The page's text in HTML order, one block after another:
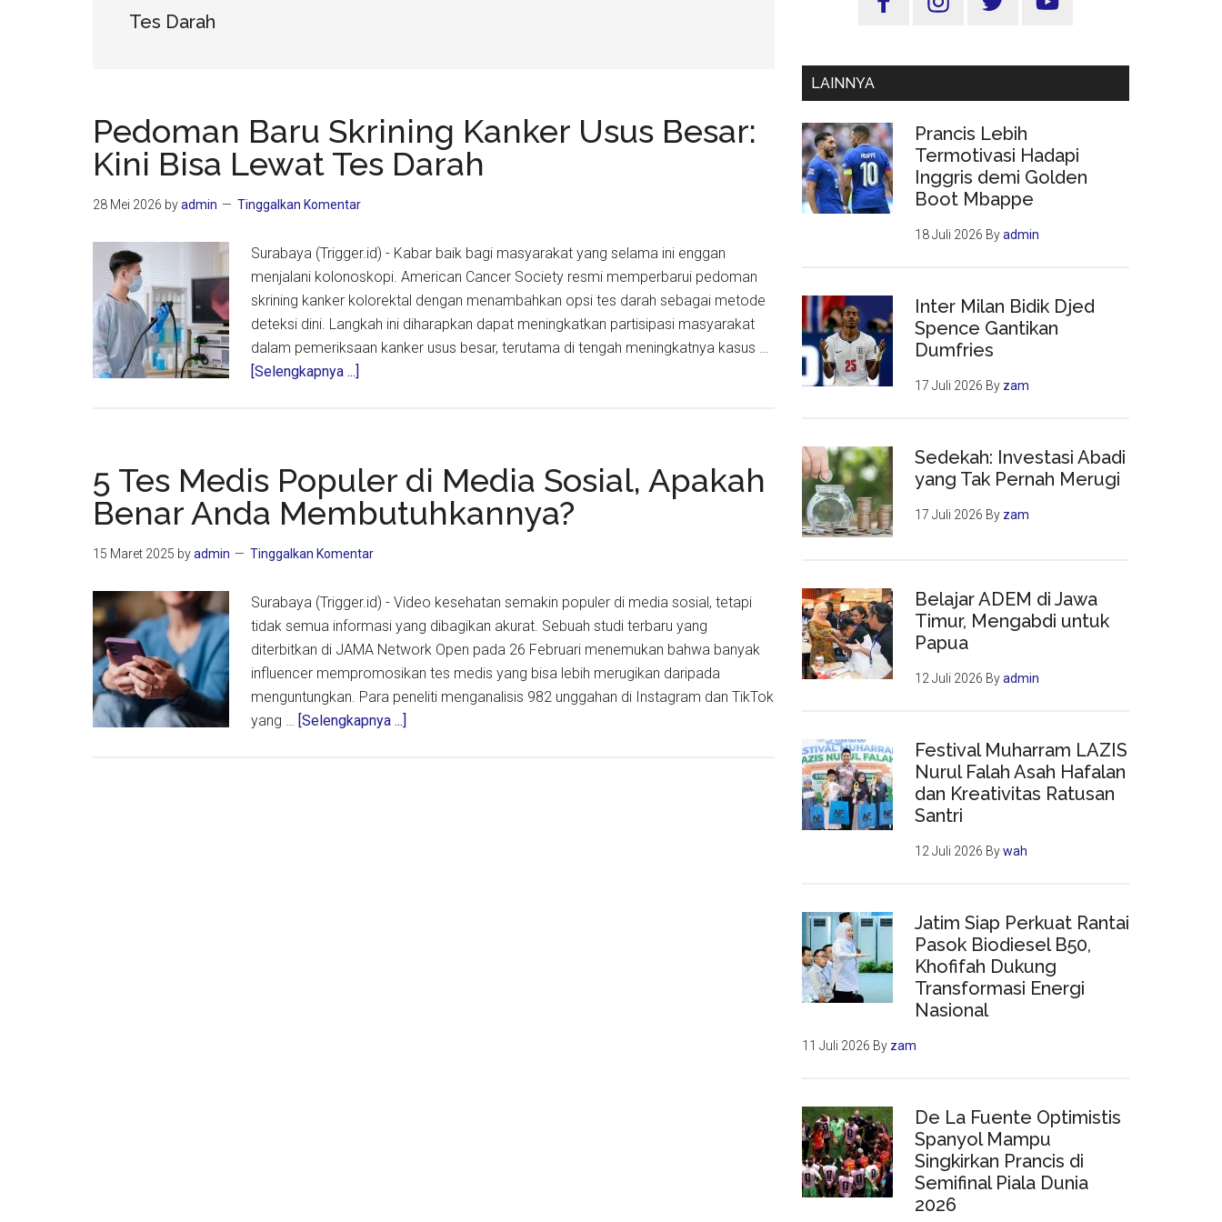
Tes Darah
Pedoman Baru Skrining Kanker Usus Besar:
Kini Bisa Lewat Tes Darah
28 Mei 2026 byadmin Tinggalkan Komentar
Surabaya (Trigger.id) - Kabar baik bagi masyarakat yang selama ini enggan
menjalani kolonoskopi. American Cancer Society resmi memperbarui pedoman
skrining kanker kolorektal dengan menambahkan opsi tes darah sebagai metode
deteksi dini. Langkah ini diharapkan dapat meningkatkan partisipasi masyarakat
dalam pemeriksaan kanker usus besar, terutama di tengah meningkatnya kasus …
[Selengkapnya ...]
Kanker
Usus
Besar:
Bisa
Tes
Darah
5 Tes Medis Populer di Media Sosial, Apakah
Benar Anda Membutuhkannya?
15 Maret 2025 byadmin Tinggalkan Komentar
Surabaya (Trigger.id) - Video kesehatan semakin populer di media sosial, tetapi
tidak semua informasi yang dibagikan akurat. Sebuah studi terbaru yang
diterbitkan di JAMA Network Open pada 26 Februari menemukan bahwa banyak
influencer mempromosikan tes medis yang bisa lebih merugikan daripada
menguntungkan. Para peneliti menganalisis 982 unggahan di Instagram dan TikTok
yang … [Selengkapnya ...]
Utama
LAINNYA
Prancis Lebih
Termotivasi Hadapi
Inggris demi Golden
Boot Mbappe
18 Juli 2026 Byadmin
Inter Milan Bidik Djed
Spence Gantikan
Dumfries
17 Juli 2026 By zam
Sedekah: Investasi Abadi
yang Tak Pernah Merugi
17 Juli 2026 By zam
Belajar ADEM di Jawa
Timur, Mengabdi untuk
Papua
12 Juli 2026 Byadmin
Festival Muharram LAZIS
Nurul Falah Asah Hafalan
dan Kreativitas Ratusan
Santri
12 Juli 2026 Bywah
Jatim Siap Perkuat Rantai
Pasok Biodiesel B50,
Khofifah Dukung
Transformasi Energi
Nasional
11 Juli 2026 By zam
De La Fuente Optimistis
Spanyol Mampu
Singkirkan Prancis di
Semifinal Piala Dunia
2026